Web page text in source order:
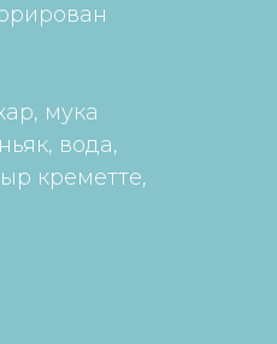
мука
вода,
креметте,